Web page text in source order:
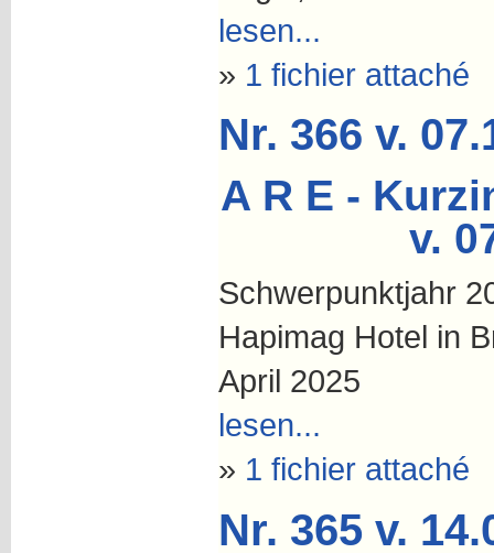
lesen...
» 1 fichier attaché
Nr. 366 v.
A R E -
v.
Schwerpunktjahr
Hapimag Hotel in
April 2025
lesen...
» 1 fichier attaché
Nr. 365 v.